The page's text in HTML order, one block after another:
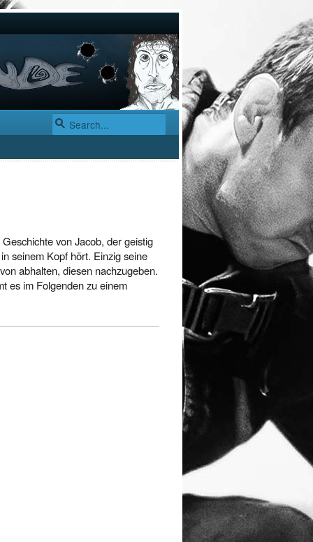
von Jacob, der geistig
seinem Kopf hört. Einzig seine
abhalten, diesen nachzugeben.
es im Folgenden zu einem